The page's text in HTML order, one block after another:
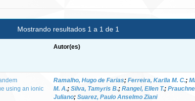
Mostrando resultados 1 a 1 de 1
Autor(es)
using an ionic
Ramalho, Hugo de Farias; Ferreira, Karlla M. C.;
M. A.; Silva, Tamyris B.; Rangel, Ellen T.;
Juliano; Suarez, Paulo Anselmo Ziani